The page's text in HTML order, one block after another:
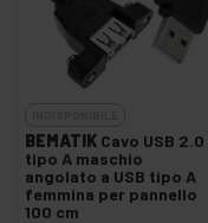
BEMATIK Cavo USB 2.0
tipo A maschio
angolato a USB tipo A
femmina per pannello
100 cm